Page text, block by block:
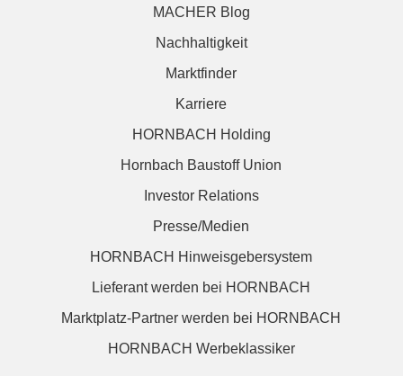
MACHER Blog
Nachhaltigkeit
Marktfinder
Karriere
HORNBACH Holding
Hornbach Baustoff Union
Investor Relations
Presse/Medien
HORNBACH Hinweisgebersystem
Lieferant werden bei HORNBACH
Marktplatz-Partner werden bei HORNBACH
HORNBACH Werbeklassiker